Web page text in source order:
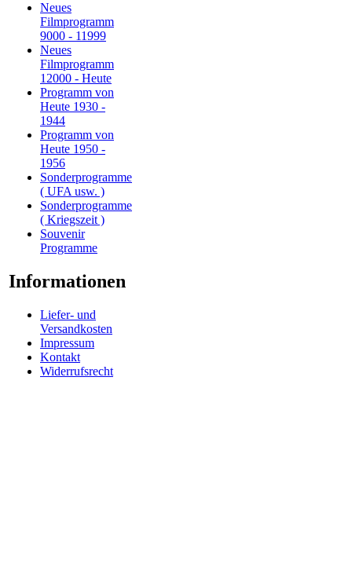
Neues
Filmprogramm
9000 - 11999
Neues
Filmprogramm
12000 - Heute
Programm von
Heute 1930 -
1944
Programm von
Heute 1950 -
1956
Sonderprogramme
( UFA usw. )
Sonderprogramme
( Kriegszeit )
Souvenir
Programme
Informationen
Liefer- und
Versandkosten
Impressum
Kontakt
Widerrufsrecht